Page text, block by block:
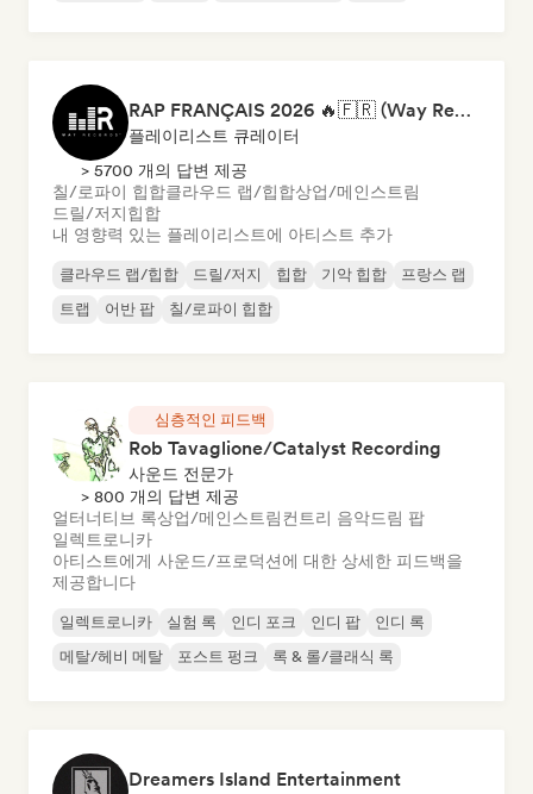
RAP FRANÇAIS 2026 🔥🇫🇷 (Way Records)
플레이리스트 큐레이터
> 5700 개의 답변 제공
칠/로파이 힙합클라우드 랩/힙합상업/메인스트림
드릴/저지힙합
내 영향력 있는 플레이리스트에 아티스트 추가
클라우드 랩/힙합 드릴/저지 힙합 기악 힙합
프랑스 랩
트랩
어반 팝 칠/로파이 힙합
심층적인 피드백
Rob Tavaglione/Catalyst Recording
사운드 전문가
> 800 개의 답변 제공
얼터너티브 록상업/메인스트림컨트리 음악드림 팝
일렉트로니카
아티스트에게 사운드/프로덕션에 대한 상세한 피드백을
제공합니다
일렉트로니카 실험 록 인디 포크 인디 팝
인디 록
메탈/헤비 메탈
포스트 펑크 록 & 롤/클래식 록
Dreamers Island Entertainment